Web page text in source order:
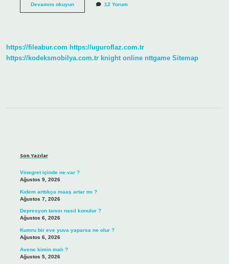
Devamını okuyunBulmacada 12 Yorum
https://fileabur.com https://uguroflaz.com.tr
https://kodeksmobilya.com.tr knight online nttgame Sitemap
Son Yazılar
Vinegret içinde ne var ?
Ağustos 9, 2026
Kıdem arttıkça maaş artar mı ?
Ağustos 7, 2026
Depresyon tanısı nasıl konulur ?
Ağustos 6, 2026
Kumru bir eve yuva yaparsa ne olur ?
Ağustos 6, 2026
Avene kimin malı ?
Ağustos 5, 2026